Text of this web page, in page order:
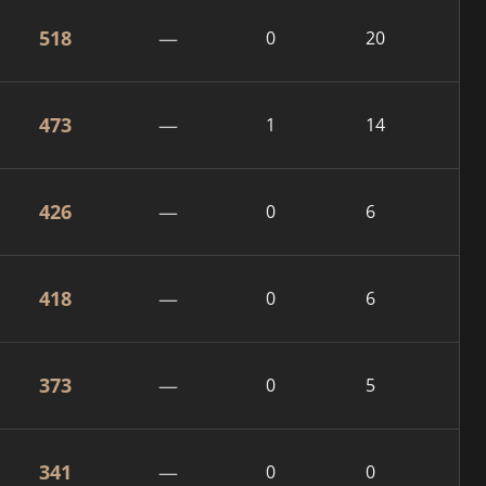
518 — 0 20
473 — 1 14
426 — 0 6
418 — 0 6
373 — 0 5
341 — 0 0